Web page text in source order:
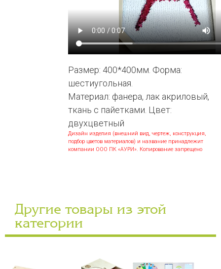
Размер: 400*400мм. Форма:
шестиугольная.
Материал: фанера, лак акриловый,
ткань с пайетками. Цвет:
двухцветный
Дизайн изделия (внешний вид, чертеж, конструкция,
подбор цветов материалов) и название принадлежит
компании ООО ПК «АУРИ». Копирование запрещено
Другие товары из этой
категории